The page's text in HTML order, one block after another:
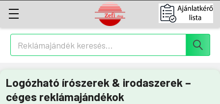
Keresés
Logózható írószerek & irodaszerek –
céges reklámajándékok